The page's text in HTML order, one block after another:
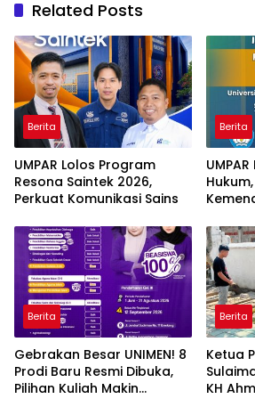
Related Posts
Berita
UMPAR Lolos Program
Resona Saintek 2026,
Perkuat Komunikasi Sains
Berita
Berita
Gebrakan Besar UNIMEN! 8
Prodi Baru Resmi Dibuka,
Pilihan Kuliah Makin
Berita
Ketua
KH